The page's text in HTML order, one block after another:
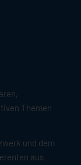
Themen
und dem
aus